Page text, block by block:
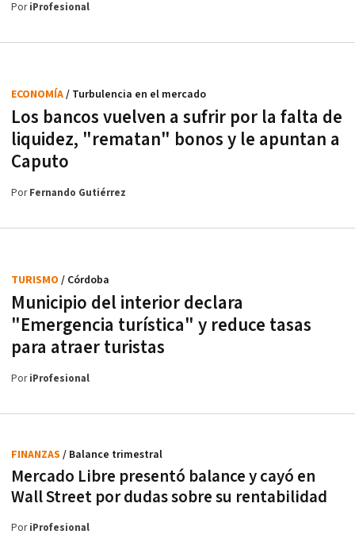
PoriProfesional
Los bancos vuelven a sufrir por la falta de
liquidez, "rematan" bonos y le apuntan a
Caputo
ECONOMÍA/ Turbulencia en el mercado
PorFernando Gutiérrez
Municipio del interior declara
"Emergencia turística" y reduce tasas
para atraer turistas
TURISMO / Córdoba
PoriProfesional
Mercado Libre presentó balance y cayó en
Wall Street por dudas sobre su rentabilidad
FINANZAS / Balance trimestral
PoriProfesional